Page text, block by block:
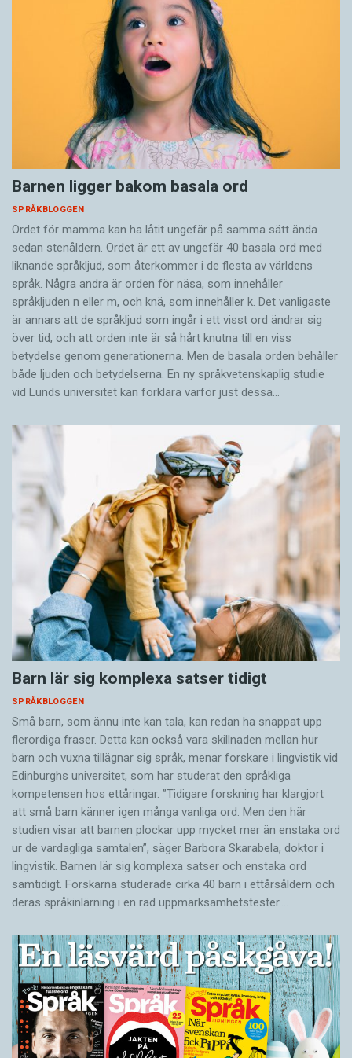
Barnen ligger bakom basala ord
SPRÅKBLOGGEN
Ordet för mamma kan ha låtit ungefär på samma sätt ända
sedan stenåldern. Ordet är ett av ungefär 40 basala ord med
liknande språkljud, som återkommer i de flesta av världens
språk. Några andra är orden för näsa, som innehåller
språkljuden n eller m, och knä, som innehåller k. Det vanligaste
är annars att de språkljud som ingår i ett visst ord ändrar sig
över tid, och att orden inte är så hårt knutna till en viss
betydelse genom generationerna. Men de basala orden behåller
både ljuden och betydelserna. En ny språkvetenskaplig studie
vid Lunds universitet kan förklara varför just dessa…
Barn lär sig komplexa satser tidigt
SPRÅKBLOGGEN
Små barn, som ännu inte kan tala, kan redan ha snappat upp
flerordiga fraser. Detta kan också vara skillnaden mellan hur
barn och vuxna tillägnar sig språk, menar forskare i lingvistik vid
Edinburghs universitet, som har studerat den språkliga
kompetensen hos ettåringar. ”Tidigare forskning har klargjort
att små barn känner igen många vanliga ord. Men den här
studien visar att barnen plockar upp mycket mer än enstaka ord
ur de vardagliga samtalen”, säger Barbora Skarabela, doktor i
lingvistik. Barnen lär sig komplexa satser och enstaka ord
samtidigt. Forskarna studerade cirka 40 barn i ettårsåldern och
deras språkinlärning i en rad uppmärksamhetstester.…